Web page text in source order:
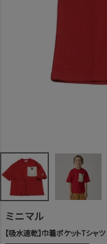
ミニマル
【吸水速乾】巾着ポケットTシャ